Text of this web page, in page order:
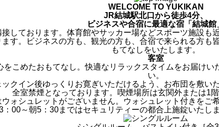
WELCOME TO YUKIKAN
JR結城駅北口から徒歩4分、
ビジネスや合宿に最適な宿「結城館
しております。体育館やサッカー場などスポーツ施設
す。ビジネスの方も、観光の方も、合宿で来られる方
もてなしをいたします。
客室
こめたおもてなし。快適なリラックスタイムをお届け
い。
ックイン後ゆっくりお寛ぎいただけるよう、お布団を敷い
全室禁煙となっております。喫煙場所は玄関外または1階
ォシュレットがございません。ウォシュレット付きをご
：00～朝5：30まではセキュリティーの都合上施錠いたし